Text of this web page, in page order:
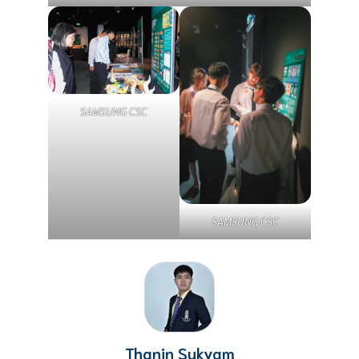
SAMSUNG CSC
SAMSUNG CSC
Thanin Sukyam